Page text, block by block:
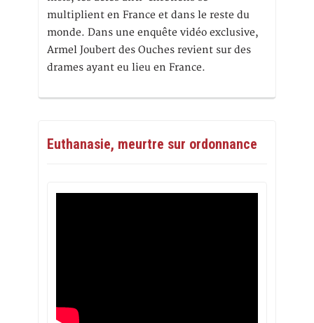
multiplient en France et dans le reste du
monde. Dans une enquête vidéo exclusive,
Armel Joubert des Ouches revient sur des
drames ayant eu lieu en France.
Euthanasie, meurtre sur ordonnance